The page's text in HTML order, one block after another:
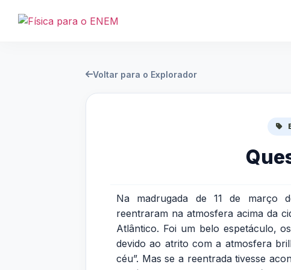
Voltar para o Explorador
Na madrugada de 11 de março
reentraram na atmosfera acima da
Atlântico. Foi um belo espetáculo,
devido ao atrito com a atmosfera
céu”. Mas se a reentrada tivesse